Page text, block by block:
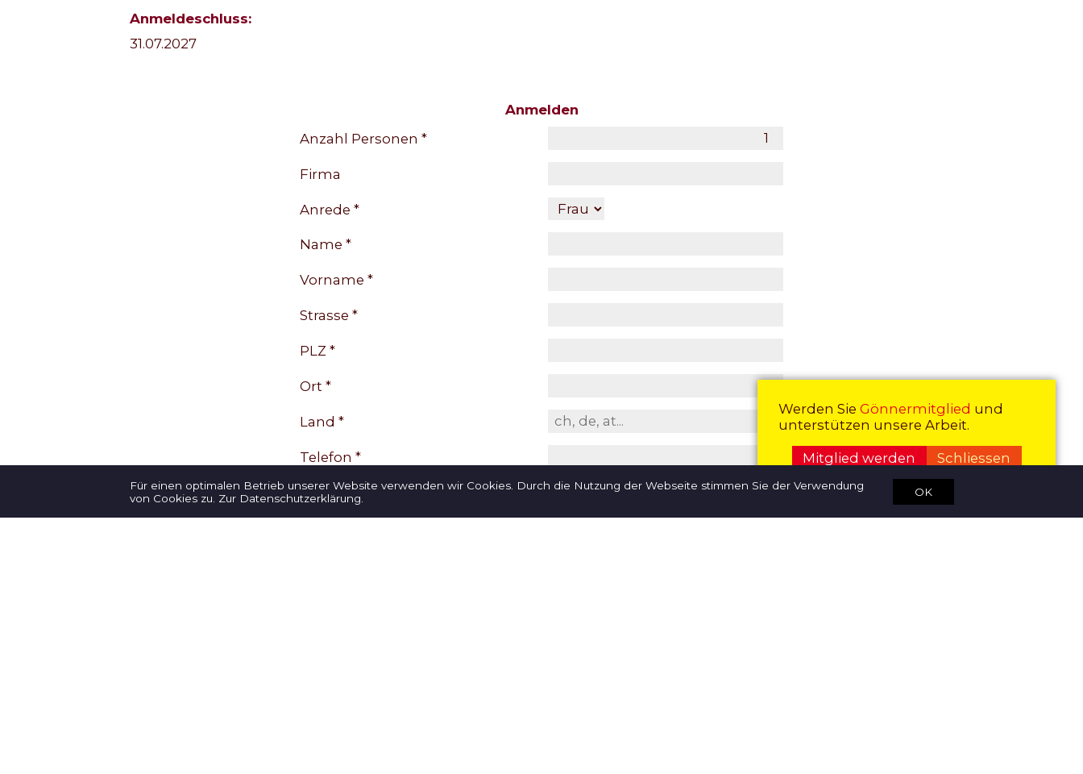
Anmeldeschluss:
31.07.2027
Anmelden
Anzahl Personen *
Firma
Anrede *
Name *
Vorname *
Strasse *
PLZ *
Ort *
Land *
Telefon *
E-Mail *
Werden Sie Gönnermitglied und
unterstützen unsere Arbeit.
Mitglied werden Schliessen
Für einen optimalen Betrieb unserer Website verwenden wir Cookies. Durch die Nutzung der Webseite stimmen Sie der Verwendung
von Cookies zu. Zur Datenschutzerklärung OK